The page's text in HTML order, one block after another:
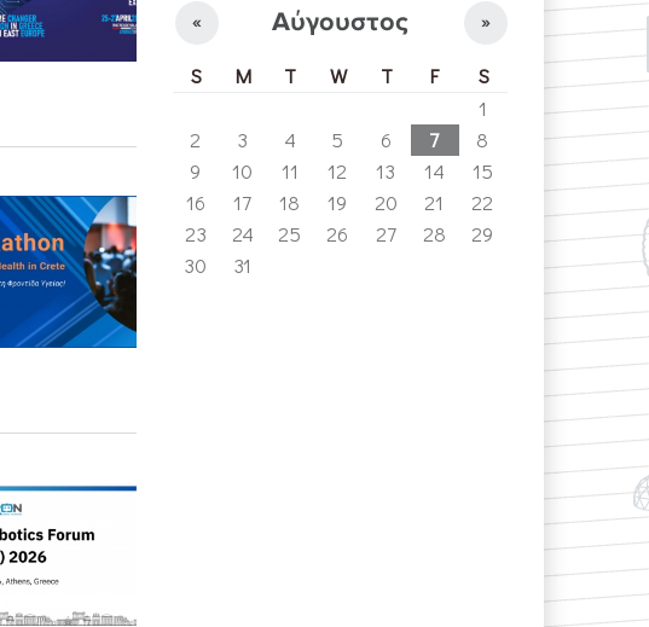
Αύγουστος
« »
S M T W T F
S
1
2
3 4 5 6 7
8
9
10 11 12 13 14
15
16
17 18 19 20 21
22
23
24 25 26 27 28
29
30
31